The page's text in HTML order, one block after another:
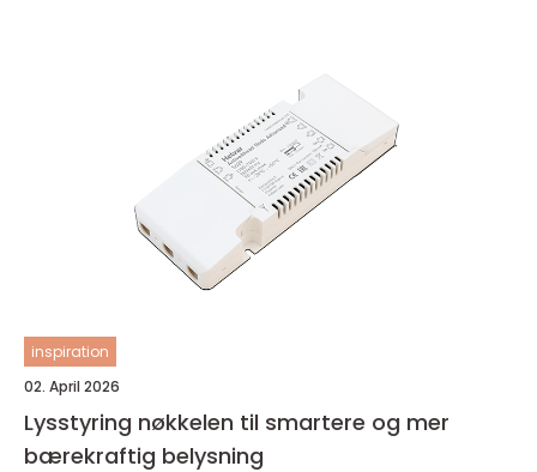
inspiration
02. April 2026
Lysstyring nøkkelen til smartere og mer
bærekraftig belysning